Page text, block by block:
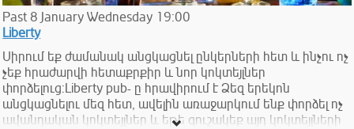
Past 8 January Wednesday 19:00
Liberty
Սիրում եք ժամանակ անցկացնել ընկերների հետ և ինչու ոչ
չեք հրաժարվի հետաքրքիր և նոր կոկտեյլներ
փորձելուց:Liberty pub- ը հրավիրում է Ձեզ երեկոն
անցկացնելու մեզ հետ, ավելին առաջարկում ենք փորձել ոչ
ավանդական կոկտեյլներ և եթե գուշակեք այդ կոկտեյլների